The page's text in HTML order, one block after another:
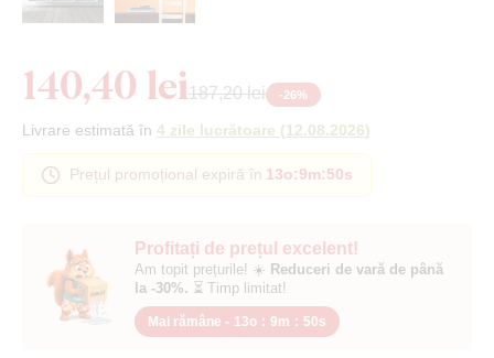
Profitați de prețul excelent!
Am topit prețurile! ☀️ Reduceri de vară de până
la -30%. ⏳ Timp limitat!
Mai rămâne - 13o : 9m : 49s
140,40 lei187,20 lei -26%
Livrare estimată în 4 zile lucrătoare (12.08.2026)
Prețul promoțional expiră în 13o:9m:49s